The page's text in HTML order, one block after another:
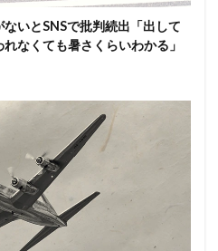
いとSNSで批判続出「出して
なくても暑さくらいわかる」